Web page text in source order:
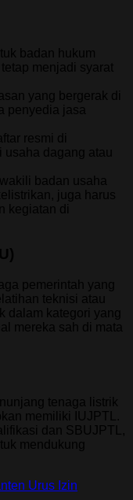
badan hukum
menjadi syarat
yang bergerak di
penyedia jasa
resmi di
dagang atau
badan usaha
juga harus
kegiatan di
pemerintah yang
teknisi atau
dalam kategori yang
mereka sah di mata
tenaga listrik
memiliki IUJPTL.
dan SBUJPTL,
mendukung
Urus Izin